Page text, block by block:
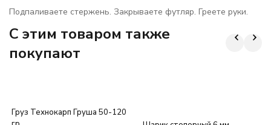
Подпаливаете стержень. Закрываете футляр. Греете руки.
C этим товаром также
покупают
Груз Технокарп Груша 50-120